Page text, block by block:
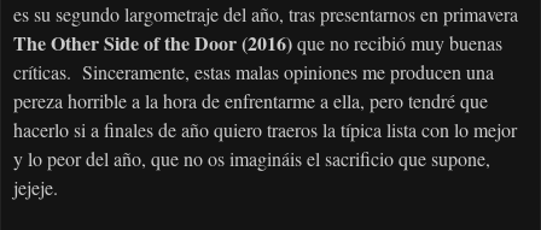
es su segundo largometraje del año, tras presentarnos en primavera
The Other Side of the Door (2016)que no recibió muy buenas
críticas. Sinceramente, estas malas opiniones me producen una
pereza horrible a la hora de enfrentarme a ella, pero tendré que
hacerlo si a finales de año quiero traeros la típica lista con lo mejor
y lo peor del año, que no os imagináis el sacrificio que supone,
jejeje.